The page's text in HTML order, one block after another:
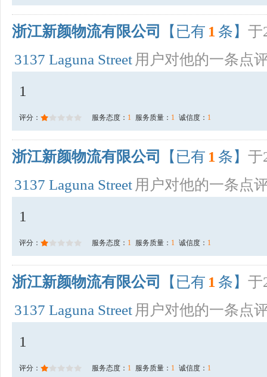
浙江新颜物流有限公司 【已有 1 条】 于
3137 Laguna Street 用户对他的一条点
1
评分： 服务态度： 1 服务质量： 1 诚信度： 1
浙江新颜物流有限公司 【已有 1 条】 于
3137 Laguna Street 用户对他的一条点
1
评分： 服务态度： 1 服务质量： 1 诚信度： 1
浙江新颜物流有限公司 【已有 1 条】 于
3137 Laguna Street 用户对他的一条点
1
评分： 服务态度： 1 服务质量： 1 诚信度： 1